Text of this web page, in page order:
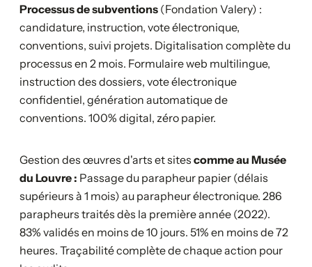
Processus de subventions (Fondation Valery) :
candidature, instruction, vote électronique,
conventions, suivi projets. Digitalisation complète du
processus en 2 mois. Formulaire web multilingue,
instruction des dossiers, vote électronique
confidentiel, génération automatique de
conventions. 100% digital, zéro papier.
Gestion des œuvres d'arts et sites comme au Musée
du Louvre : Passage du parapheur papier (délais
supérieurs à 1 mois) au parapheur électronique. 286
parapheurs traités dès la première année (2022).
83% validés en moins de 10 jours. 51% en moins de 72
heures. Traçabilité complète de chaque action pour